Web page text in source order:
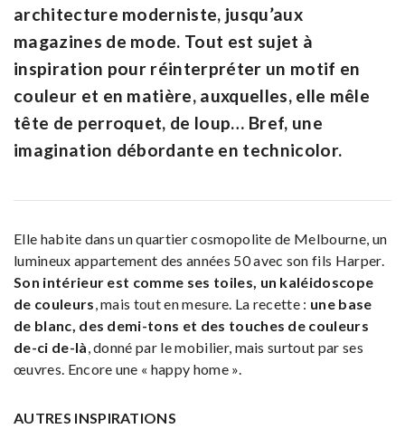
architecture moderniste, jusqu’aux
magazines de mode. Tout est sujet à
inspiration pour réinterpréter un motif en
couleur et en matière, auxquelles, elle mêle
tête de perroquet, de loup… Bref, une
imagination débordante en technicolor.
Elle habite dans un quartier cosmopolite de Melbourne, un
lumineux appartement des années 50 avec son fils Harper.
Son intérieur est comme ses toiles, un kaléidoscope
de couleurs , mais tout en mesure. La recette : une base
de blanc, des demi-tons et des touches de couleurs
de-ci de-là , donné par le mobilier, mais surtout par ses
œuvres. Encore une « happy home ».
AUTRES INSPIRATIONS